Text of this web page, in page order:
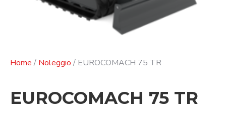
Home / Noleggio / EUROCOMACH 75 TR
EUROCOMACH 75 TR